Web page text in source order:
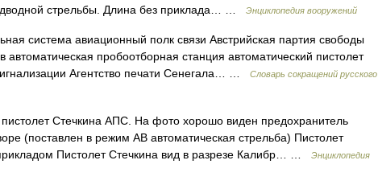
стрельбы. Длина без приклада… …
Энциклопедия вооружений
система авиационный полк связи Австрийская партия свободы
автоматическая пробоотборная станция автоматический пистолет
Агентство печати Сенегала… …
Словарь сокращений русского
Стечкина АПС. На фото хорошо виден предохранитель
(поставлен в режим АВ автоматическая стрельба) Пистолет
Пистолет Стечкина вид в разрезе Калибр… …
Энциклопедия